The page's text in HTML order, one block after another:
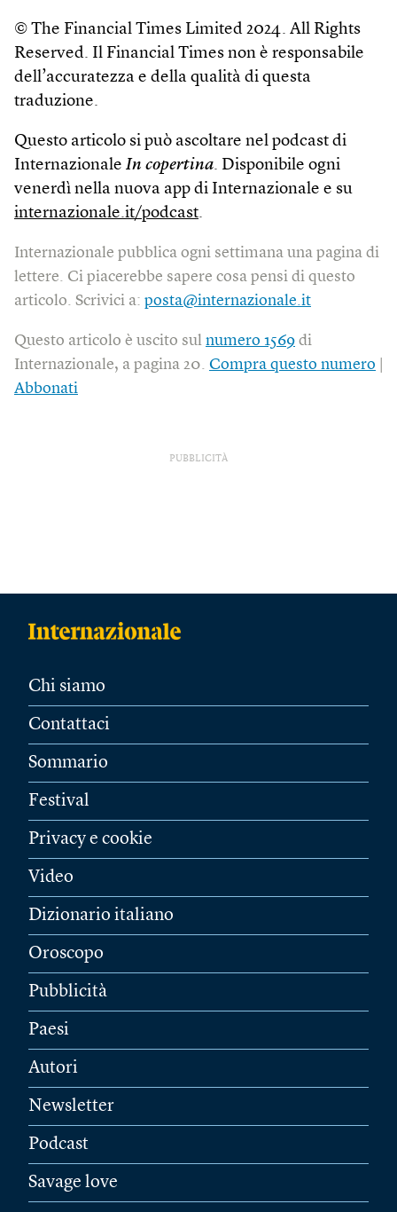
© The Financial Times Limited 2024. All Rights
Reserved. Il Financial Times non è responsabile
dell’accuratezza e della qualità di questa
traduzione.
Questo articolo si può ascoltare nel podcast di
Internazionale In copertina. Disponibile ogni
venerdì nella nuova app di Internazionale e su
internazionale.it/podcast.
Internazionale pubblica ogni settimana una pagina di
lettere. Ci piacerebbe sapere cosa pensi di questo
articolo. Scrivici a: posta@internazionale.it
Questo articolo è uscito sul numero 1569 di
Internazionale, a pagina 20. Compra questo numero
Abbonati
PUBBLICITÀ
Chi siamo
Contattaci
Sommario
Festival
Privacy e cookie
Video
Dizionario italiano
Oroscopo
Pubblicità
Paesi
Autori
Newsletter
Podcast
Savage love